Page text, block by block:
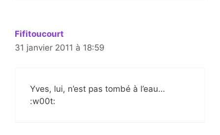
Fifitoucourt
31 janvier 2011 à 18:59
Yves, lui, n’est pas tombé à l’eau…
:w00t: